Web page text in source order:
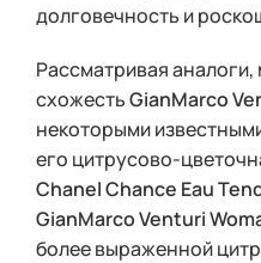
долговечность и
Рассматривая
схожестьGianMarco
некоторыми
его цитрусово-
Chanel Chance Eau
GianMarco Venturi
более выраженной